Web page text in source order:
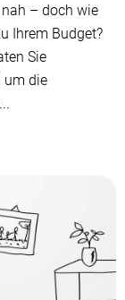
– doch wie
Ihrem Budget?
Sie
um die